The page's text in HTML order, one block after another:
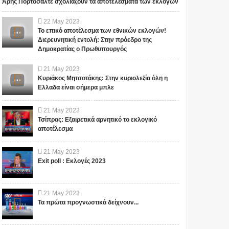
ΠΡΩΤΗ
που
και
υπη...
ισχυρίζεται ότι ταξίδεψε
στο έτος 2118: Ο
υποτιθέμενος
χρονοταξιδιώτης μιλάει
για ένα μυστικό ταξίδι
στο μέλλον! (ΒΙΝΤΕΟ)
Για υπότιτλους: Ρυθμίσεις,
Υπότιτλοι, Αγγλικά, Υπότιτλοι,
Αυτόματη μετάφραση,
Άρης Πορτοσάλτε σχολιάζουν τα αποτελέσματα των εκλογών
22 May 2023
Το επικό αποτέλεσμα των εθνικών εκλογών!
Διερευνητική εντολή: Στην πρόεδρο της
Δημοκρατίας ο Πρωθυπουργός
21 May 2023
Κυριάκος Μητσοτάκης: Στην κυριολεξία όλη η
Ελλαδα είναι σήμερα μπλε
21 May 2023
Τσίπρας: Εξαιρετικά αρνητικό το εκλογικό
αποτέλεσμα
21 May 2023
Exit poll : Εκλογές 2023
21 May 2023
Τα πρώτα προγνωστικά δείχνουν...